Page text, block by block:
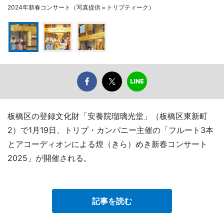
2024年新春コンサート（写真提供＝トリプティーク）
板橋区の登録文化財「安養院瑠璃光堂」（板橋区東新町
2）で1月19日、トリプ・カンパニー主催の「フルート3本
とアコーディオンによる煌（きら）めき新春コンサート
2025」が開催される。
記事を読む